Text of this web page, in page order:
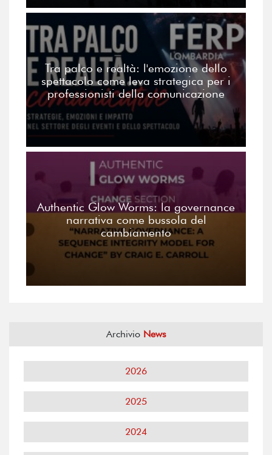
Tra palco e realtà: l'emozione dello
spettacolo come leva strategica per i
professionisti della comunicazione
Authentic Glow Worms: la governance
narrativa come bussola del
cambiamento
Archivio News
2026
2025
2024